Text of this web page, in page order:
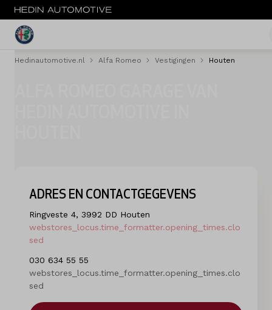
MENU
Zakelijke lease
Service & onderhoud
Savali tuning
Hedinautomotive.nl Alfa Romeo Vestigingen Houten
ADRES EN CONTACTGEGEVENS
Ringveste 4, 3992 DD Houten
webstores_locus.time_formatter.opening_times.clo
sed
030 634 55 55
webstores_locus.time_formatter.opening_times.clo
sed